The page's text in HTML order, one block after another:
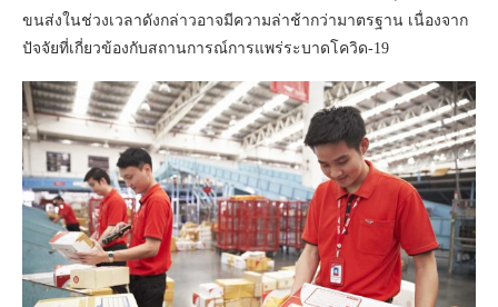
ขนส่งในช่วงเวลาดังกล่าวอาจมีความล่าช้ากว่ามาตรฐาน เนื่องจาก
ปัจจัยที่เกี่ยวข้องกับสถานการณ์การแพร่ระบาดโควิด-19